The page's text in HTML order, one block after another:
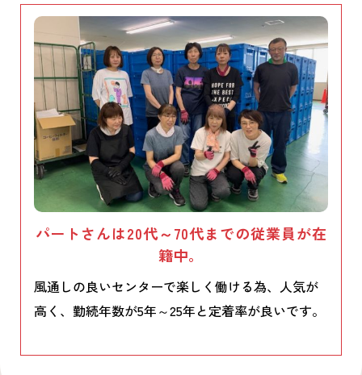
パートさんは20代～70代までの従業員が在
籍中。
風通しの良いセンターで楽しく働ける為、人気が
高く、勤続年数が5年～25年と定着率が良いです。